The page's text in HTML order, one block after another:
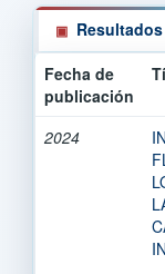
Fecha de
publicación
2024